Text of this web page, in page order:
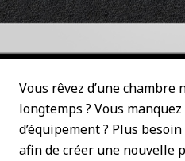
Vous rêvez d’une
longtemps ? Vous
d’équipement ? Plus
afin de créer une nouvelle